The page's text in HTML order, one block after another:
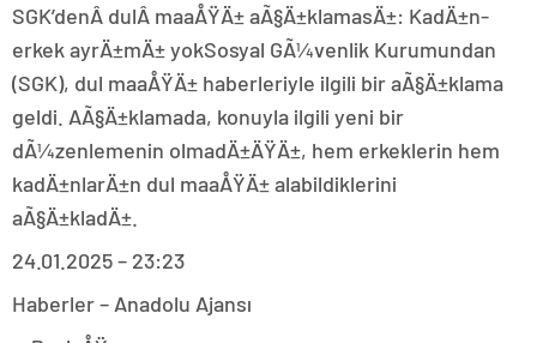
SGK’denÂ dulÂ maaÅŸÄ± aÃ§Ä±klamasÄ±: KadÄ±n-
erkek ayrÄ±mÄ± yokSosyal GÃ¼venlik Kurumundan
(SGK), dul maaÅŸÄ± haberleriyle ilgili bir aÃ§Ä±klama
geldi. AÃ§Ä±klamada, konuyla ilgili yeni bir
dÃ¼zenlemenin olmadÄ±ÄŸÄ±, hem erkeklerin hem
kadÄ±nlarÄ±n dul maaÅŸÄ± alabildiklerini
aÃ§Ä±kladÄ±.
24.01.2025 – 23:23
Haberler – Anadolu Ajansı